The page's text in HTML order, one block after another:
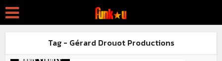
Tag - Gérard Drouot Productions